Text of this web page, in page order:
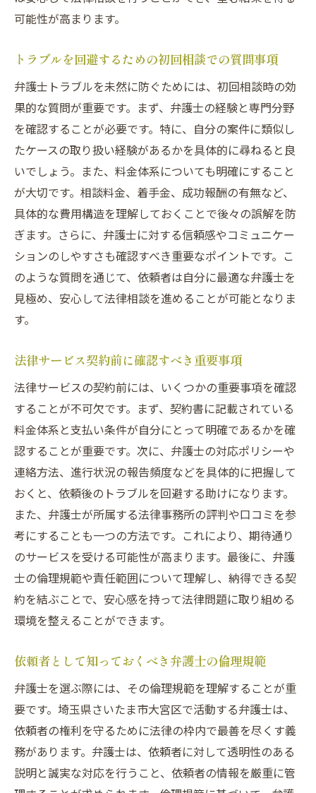
相談から解決までの流れを知る
依頼者のニーズに応じた対応力
過去の実績を基にした信頼の築き方
事務所選びにおける長期的視点の重要性
埼玉県さいたま市大宮区での弁護士選定の注意
点
地域に特化した弁護士のメリット
地元の法律事務所に求められる対応力
地域特有の法律問題への適応力
大宮区における弁護士の選び方
地域の法律ネットワークの活用法
地域社会での評判を確認する方法
信頼関係を築くためのコミュニケーション
法
弁護士と依頼者の役割分担を明確にする
依頼内容の明確化と共通認識の大切さ
信頼関係を強化するためのフィードバック
方法
成果を上げるための継続的な関係構築
関係構築における感謝の表現方法
法律サービスの質を見極めるための重要なチェ
ックポイント
弁護士の対応スピードの確認
法律サービスの透明性と経済性
サービス内容の明確化とその確認
弁護士の知識と経験のバランス
依頼者のフィードバックを活かした改善策
弁護士と依頼者の信頼関係がトラブル防止に与
える影響
信頼関係が成功に与える具体的な効果
可能性が高まります。
トラブルを回避するための初回相談での質問事項
弁護士トラブルを未然に防ぐためには、初回相談時の効
果的な質問が重要です。まず、弁護士の経験と専門分野
を確認することが必要です。特に、自分の案件に類似し
たケースの取り扱い経験があるかを具体的に尋ねると良
いでしょう。また、料金体系についても明確にすること
が大切です。相談料金、着手金、成功報酬の有無など、
具体的な費用構造を理解しておくことで後々の誤解を防
ぎます。さらに、弁護士に対する信頼感やコミュニケー
ションのしやすさも確認すべき重要なポイントです。こ
のような質問を通じて、依頼者は自分に最適な弁護士を
見極め、安心して法律相談を進めることが可能となりま
す。
法律サービス契約前に確認すべき重要事項
法律サービスの契約前には、いくつかの重要事項を確認
することが不可欠です。まず、契約書に記載されている
料金体系と支払い条件が自分にとって明確であるかを確
認することが重要です。次に、弁護士の対応ポリシーや
連絡方法、進行状況の報告頻度などを具体的に把握して
おくと、依頼後のトラブルを回避する助けになります。
また、弁護士が所属する法律事務所の評判や口コミを参
考にすることも一つの方法です。これにより、期待通り
のサービスを受ける可能性が高まります。最後に、弁護
士の倫理規範や責任範囲について理解し、納得できる契
約を結ぶことで、安心感を持って法律問題に取り組める
環境を整えることができます。
依頼者として知っておくべき弁護士の倫理規範
弁護士を選ぶ際には、その倫理規範を理解することが重
要です。埼玉県さいたま市大宮区で活動する弁護士は、
依頼者の権利を守るために法律の枠内で最善を尽くす義
務があります。弁護士は、依頼者に対して透明性のある
説明と誠実な対応を行うこと、依頼者の情報を厳重に管